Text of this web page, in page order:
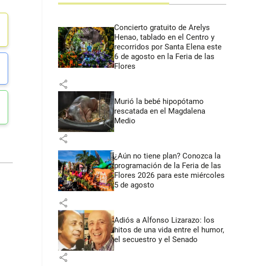
Concierto gratuito de Arelys
Henao, tablado en el Centro y
recorridos por Santa Elena este
6 de agosto en la Feria de las
Flores
share
Murió la bebé hipopótamo
rescatada en el Magdalena
Medio
share
¿Aún no tiene plan? Conozca la
programación de la Feria de las
Flores 2026 para este miércoles
5 de agosto
share
Adiós a Alfonso Lizarazo: los
hitos de una vida entre el humor,
el secuestro y el Senado
share